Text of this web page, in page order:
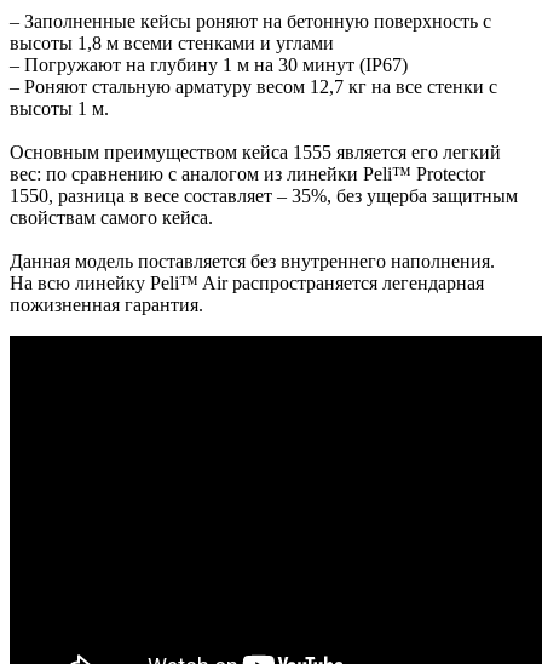
– Заполненные кейсы роняют на бетонную поверхность с
высоты 1,8 м всеми стенками и углами
– Погружают на глубину 1 м на 30 минут (IP67)
– Роняют стальную арматуру весом 12,7 кг на все стенки с
высоты 1 м.
Основным преимуществом кейса 1555 является его легкий
вес: по сравнению с аналогом из линейки Peli™ Protector
1550, разница в весе составляет – 35%, без ущерба защитным
свойствам самого кейса.
Данная модель поставляется без внутреннего наполнения.
На всю линейку Peli™ Air распространяется легендарная
пожизненная гарантия.